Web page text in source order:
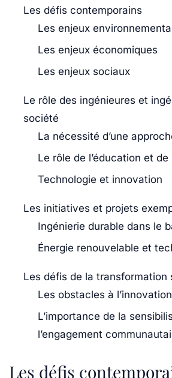
Les défis contemporains
Les enjeux
Les enjeux économiques
Les enjeux sociaux
Le rôle des ingénieures et
société
La nécessité d’une
Le rôle de l’éducation et
Technologie et innovation
Les initiatives et projets
Ingénierie durable dans le
Énergie renouvelable et
Les défis de la transformation
Les obstacles à l’innovation
L’importance de la
l’engagement
Les défis